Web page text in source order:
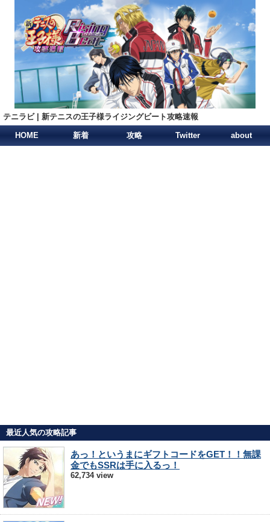
テニラビ | 新テニスの王子様ライジングビート攻略速報
HOME 新着 攻略 Twitter about
最近人気の攻略記事
あっ！というまにギフトコードをGET！！無課
金でもSSRは手に入るっ！
62,734 view